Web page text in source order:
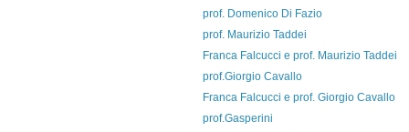
prof. Domenico Di Fazio
prof. Maurizio Taddei
Franca Falcucci e prof. Maurizio Taddei
prof.Giorgio Cavallo
Franca Falcucci e prof. Giorgio Cavallo
prof.Gasperini